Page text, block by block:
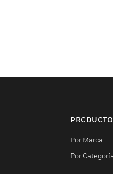
Por Marca
Por Categoría